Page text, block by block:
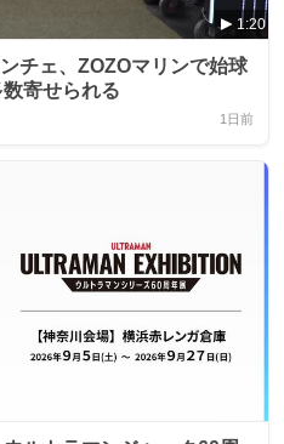
1:20
チェ、ZOZOマリンで始球
寄せられる
1日前